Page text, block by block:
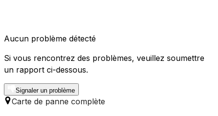
Aucun problème détecté
Si vous rencontrez des problèmes, veuillez soumettre
un rapport ci-dessous.
Signaler un problème
Carte de panne complète